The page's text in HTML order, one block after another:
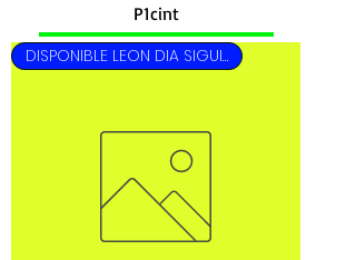
P1cint
DISPONIBLE LEON DIA SIGUIENTE